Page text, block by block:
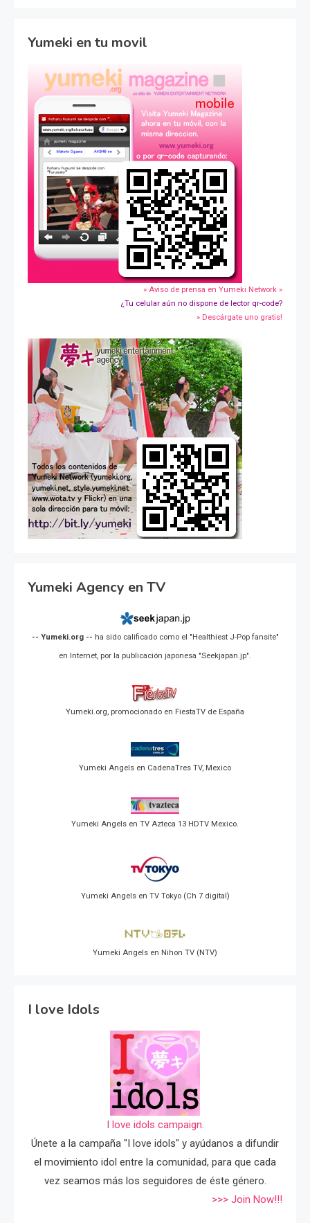
Yumeki en tu movil
» Aviso de prensa en Yumeki Network »
¿Tu celular aún no dispone de lector qr-code?
» Descárgate uno gratis!
Yumeki Agency en TV
-- Yumeki.org -- ha sido calificado como el "Healthiest J-Pop fansite"
en Internet, por la publicación japonesa "Seekjapan.jp".
Yumeki.org, promocionado en FiestaTV de España
Yumeki Angels en CadenaTres TV, Mexico
Yumeki Angels en TV Azteca 13 HDTV Mexico.
Yumeki Angels en TV Tokyo (Ch 7 digital)
Yumeki Angels en Nihon TV (NTV)
I love Idols
I love idols campaign.
Únete a la campaña "I love idols" y ayúdanos a difundir
el movimiento idol entre la comunidad, para que cada
vez seamos más los seguidores de éste género.
>>> Join Now!!!